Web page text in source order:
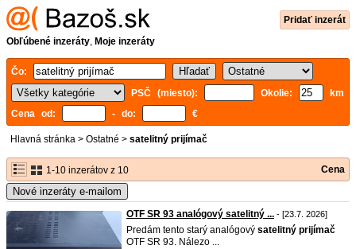
Pridať inzerát
Obľúbené inzeráty, Moje inzeráty
Čo:
PSČ (miesto):
Okolie:
km
Cena od:
- do: €
Hlavná stránka > Ostatné > satelitný prijímač
1-10 inzerátov z 10 Cena
Nové inzeráty e-mailom
OTF SR 93 analógový satelitný ... - [23.7. 2026]
Predám tento starý analógový satelitný prijímač
OTF SR 93. Nálezo ...